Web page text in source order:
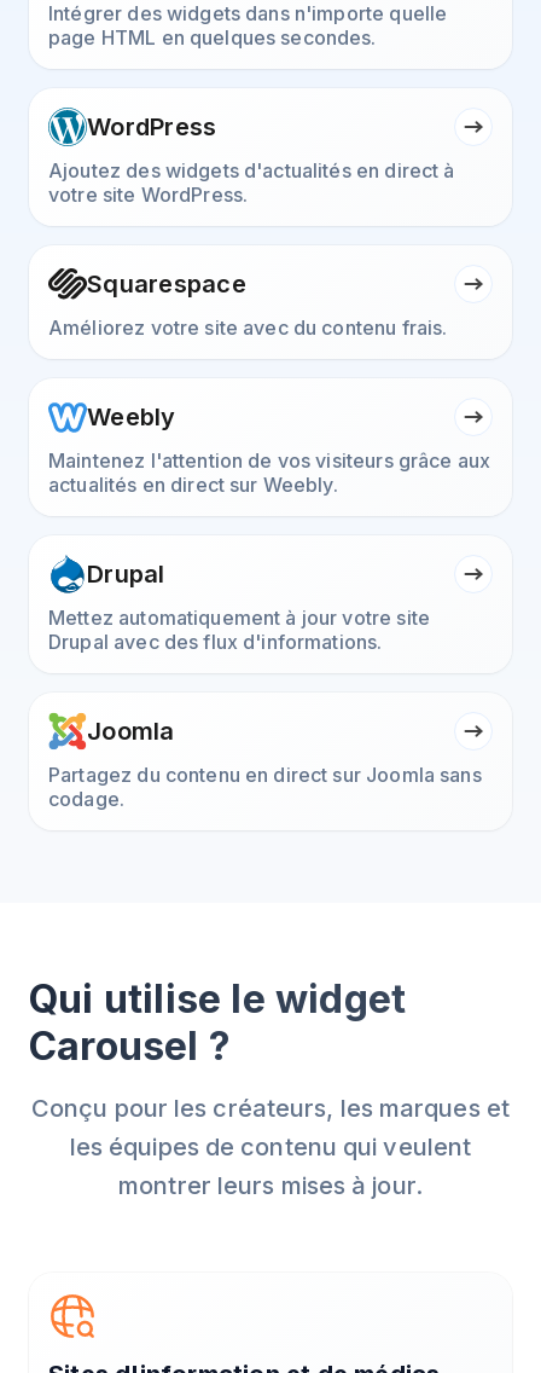
Intégrer des widgets dans n'importe quelle
page HTML en quelques secondes.
WordPress
Ajoutez des widgets d'actualités en direct à
votre site WordPress.
Squarespace
Améliorez votre site avec du contenu frais.
Weebly
Maintenez l'attention de vos visiteurs grâce aux
actualités en direct sur Weebly.
Drupal
Mettez automatiquement à jour votre site
Drupal avec des flux d'informations.
Joomla
Partagez du contenu en direct sur Joomla sans
codage.
Qui utilise le widget
Carousel ?
Conçu pour les créateurs, les marques et
les équipes de contenu qui veulent
montrer leurs mises à jour.